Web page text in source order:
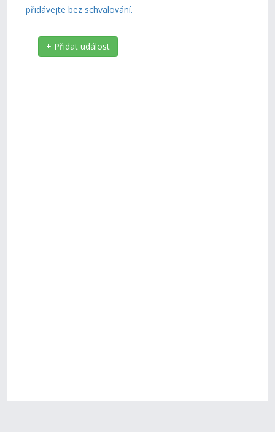
přidávejte bez schvalování.
+ Přidat událost
---